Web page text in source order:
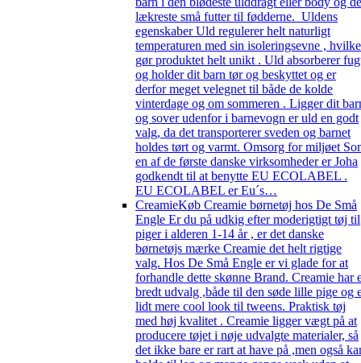
lækreste små futter til fødderne. Uldens
egenskaber Uld regulerer helt naturligt
temperaturen med sin isoleringsevne ,
gør produktet helt unikt . Uld absorberer
og holder dit barn tør og beskyttet og er
derfor meget velegnet til både de kolde
vinterdage og om sommeren . Ligger dit
og sover udenfor i barnevogn er uld en godt
valg, da det transporterer sveden og barnet
holdes tørt og varmt. Omsorg for miljøet
en af de første danske virksomheder er Joha
godkendt til at benytte EU ECOLABEL .
EU ECOLABEL er Eu´s…
CreamieKøb Creamie børnetøj hos De Små
Engle Er du på udkig efter moderigtigt tøj til
piger i alderen 1-14 år , er det danske
børnetøjs mærke Creamie det helt rigtige
valg. Hos De Små Engle er vi glade for at
forhandle dette skønne Brand. Creamie har
bredt udvalg ,både til den søde lille pige og
lidt mere cool look til tweens. Praktisk tøj
med høj kvalitet . Creamie ligger vægt på at
producere tøjet i nøje udvalgte materialer, så
det ikke bare er rart at have på ,men også